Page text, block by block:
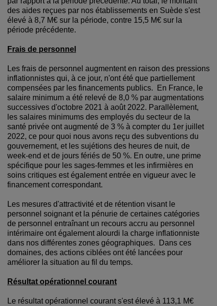
des aides reçues par nos établissements en Suède s'est
élevé à 8,7 M€ sur la période, contre 15,5 M€ sur la
période précédente.
Frais de personnel
Les frais de personnel augmentent en raison des pressions
inflationnistes qui, à ce jour, n'ont été que partiellement
compensées par les financements publics. En France, le
salaire minimum a été relevé de 8,0 % par augmentations
successives d'octobre 2021 à août 2022. Parallèlement,
les salaires minimums des employés du secteur de la
santé privée ont augmenté de 3 % à compter du 1er juillet
2022, ce pour quoi nous avons reçu des subventions du
gouvernement, et les sujétions des heures de nuit, de
week-end et de jours fériés de 50 %. En outre, une prime
spécifique pour les sages-femmes et les infirmières en
soins critiques est également entrée en vigueur avec le
financement correspondant.
Les mesures d'attractivité et de rétention visant le
personnel soignant et la pénurie de certaines catégories
de personnel entraînant un recours accru au personnel
intérimaire ont également alourdi la charge inflationniste
dans nos différentes zones géographiques. Dans ces
domaines, des actions ciblées ont été lancées pour
améliorer la situation au fil du temps.
Résultat opérationnel courant
Le résultat opérationnel courant s'est élevé à 113,1 M€